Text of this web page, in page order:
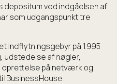
ved indgåelsen af
som udgangspunkt tre
indflytningsgebyr på 1.995
udstedelse af nøgler,
oprettelse på netværk og
BusinessHouse.